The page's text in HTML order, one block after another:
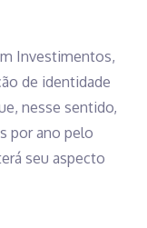
Investimentos,
de identidade
nesse sentido,
por ano pelo
seu aspecto